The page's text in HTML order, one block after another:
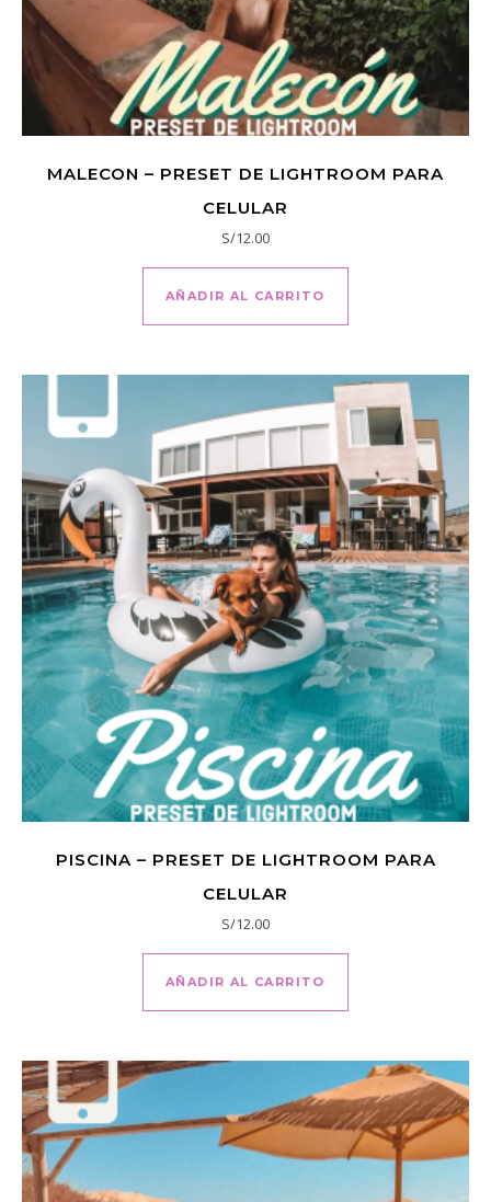
MALECON – PRESET DE LIGHTROOM PARA
CELULAR
S/12.00
AÑADIR AL CARRITO
PISCINA – PRESET DE LIGHTROOM PARA
CELULAR
S/12.00
AÑADIR AL CARRITO